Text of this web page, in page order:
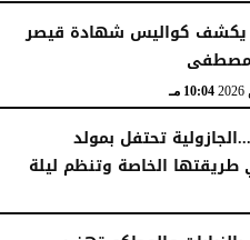
يكشف كواليس شهادة قيصر
10:04 مـ
تحتفل بمولد
الخاصة وتنظم ليلة